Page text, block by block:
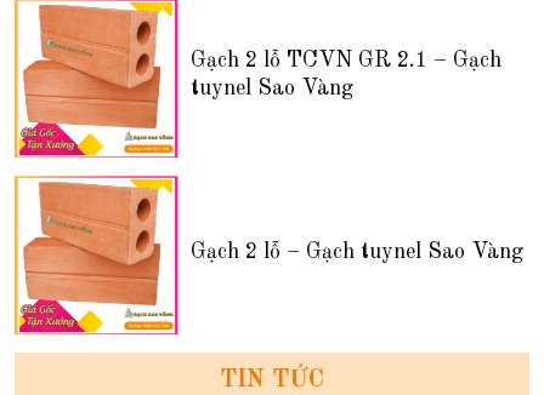
Gạch 2 lỗ TCVN GR 2.1 – Gạch
tuynel Sao Vàng
Gạch 2 lỗ – Gạch tuynel Sao Vàng
TIN TỨC